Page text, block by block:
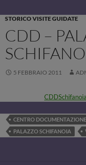
STORICO VISITE GUIDATE
CDD –
5 FEBBRAIO 2011
CENTRO
PALAZZO SCHIFANOIA